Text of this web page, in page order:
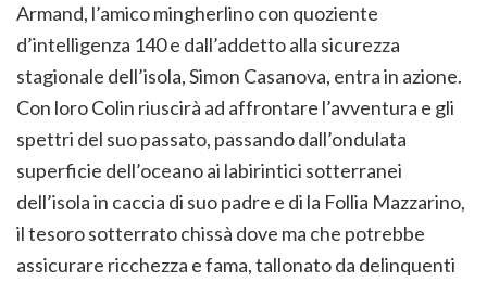
Armand, l’amico mingherlino con quoziente
d’intelligenza 140 e dall’addetto alla sicurezza
stagionale dell’isola, Simon Casanova, entra in azione.
Con loro Colin riuscirà ad affrontare l’avventura e gli
spettri del suo passato, passando dall’ondulata
superficie dell’oceano ai labirintici sotterranei
dell’isola in caccia di suo padre e di la Follia Mazzarino,
il tesoro sotterrato chissà dove ma che potrebbe
assicurare ricchezza e fama, tallonato da delinquenti